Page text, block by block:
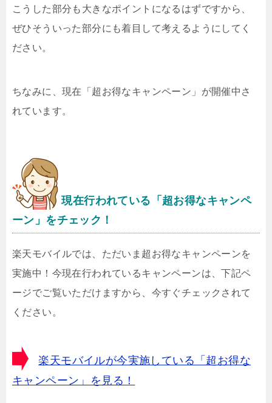
こうした部分も大きなポイントになるはずですから、
ぜひそういった部分にも着目して考えるようにしてく
ださい。
ちなみに、現在「超お得なキャンペーン」が開催中さ
れています。
現在行われている「超お得なキャンペ
ーン」をチェック！
楽天モバイルでは、ただいま超お得なキャンペーンを
実施中！今現在行われているキャンペーンは、下記ペ
ージでご覧いただけますから、今すぐチェックされて
ください。
楽天モバイルが今実施している「超お得な
キャンペーン」を見る！